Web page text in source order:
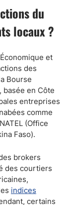
du
locaux ?
et
des
Bourse
basée en Côte
entreprises
comme
(Office
Faso).
brokers
des courtiers
indices
certains